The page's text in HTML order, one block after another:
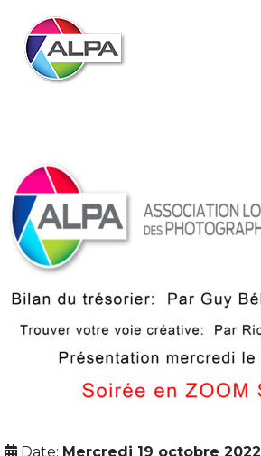
Date: Mercredi 19 octobre 2022